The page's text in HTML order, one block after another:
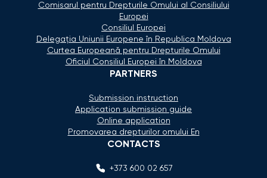
Comisarul pentru Drepturile Omului al Consiliului
Europei
Consiliul Europei
Delegaţia Uniunii Europene în Republica Moldova
Curtea Europeană pentru Drepturile Omului
Oficiul Consiliul Europei în Moldova
PARTNERS
Submission instruction
Application submission guide
Online application
Promovarea drepturilor omului En
CONTACTS
+373 600 02 657